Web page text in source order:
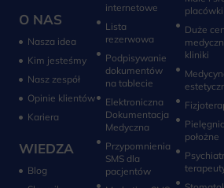
O NAS
Nasza idea
Kim jesteśmy
Nasz zespół
Opinie klientów
Kariera
WIEDZA
Blog
internetowe
Lista
rezerwowa
Podpisywanie
dokumentów
na tablecie
Elektroniczna
Dokumentacja
Medyczna
Przypomnienia
SMS dla
pacjentów
placówki
Duże
kliniki
położne